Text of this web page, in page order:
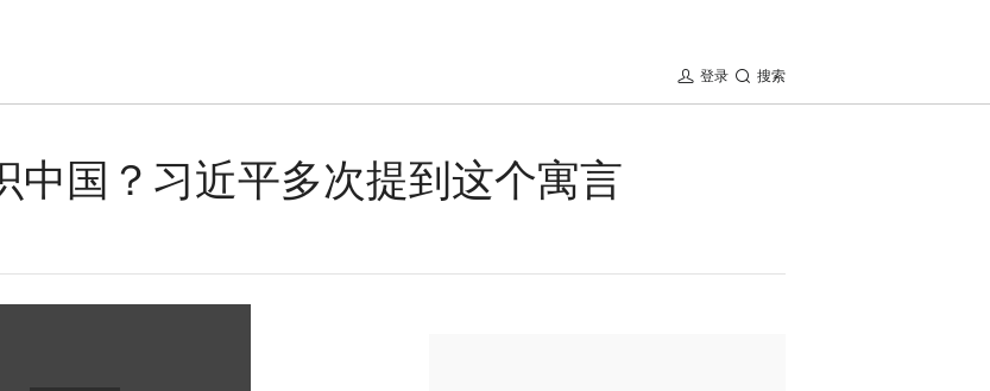
搜索
登录
中国？习近平多次提到这个寓言